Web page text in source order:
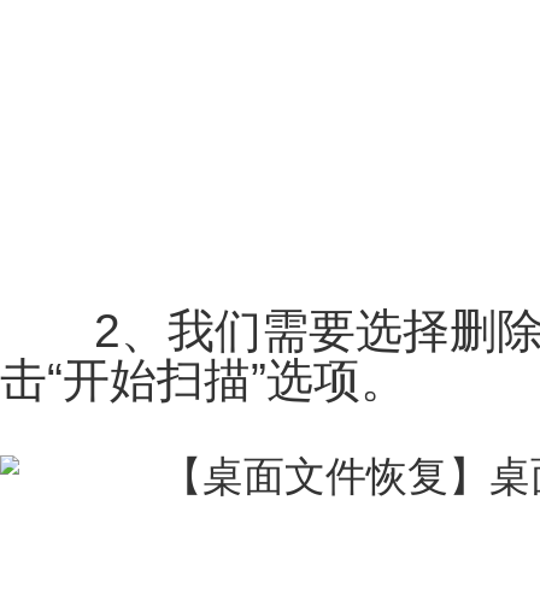
2、我们需要选择删除
击“开始扫描”选项。